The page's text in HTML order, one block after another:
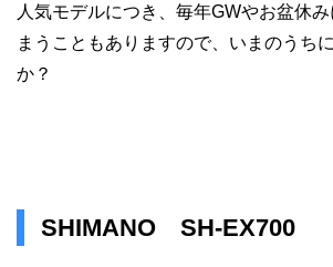
人気モデルにつき、毎年GWやお盆休
まうこともありますので、いまのうち
か？
SHIMANO SH-EX700